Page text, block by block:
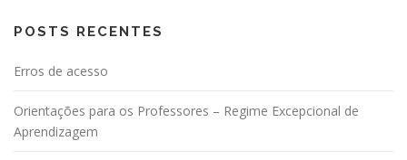
p
r
p
o
POSTS RECENTES
Erros de acesso
Orientações para os Professores – Regime Excepcional de
Aprendizagem